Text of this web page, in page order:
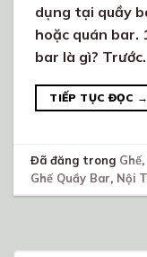
dụng tại quầy
hoặc quán bar.
bar là gì?
TIẾP TỤC ĐỌC →
Đã đăng trong Ghế,
Ghế Quầy Bar, Nội